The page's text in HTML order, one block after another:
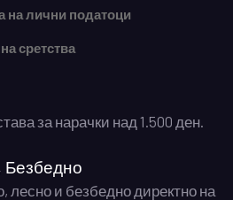
на лични податоци
сретства
за нарачки над 1.500 ден.
Безбедно
лесно и безбедно директно на